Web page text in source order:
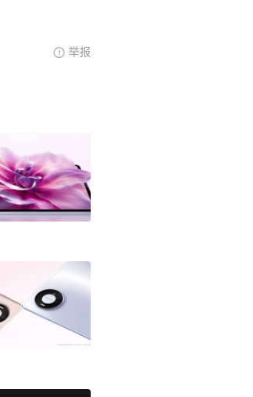
举报